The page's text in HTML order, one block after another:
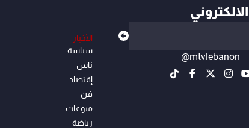
@mtvlebanon
الأخبار
سياسة
ناس
إقتصاد
فن
منوعات
رياضة